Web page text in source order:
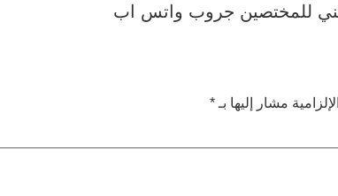
للمختصين جروب واتس اب
مشار إليها بـ *